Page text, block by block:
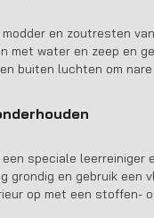
modder en zoutresten
met water en zeep en
buiten luchten om
een speciale
grondig en gebruik een
op met een stoffen-